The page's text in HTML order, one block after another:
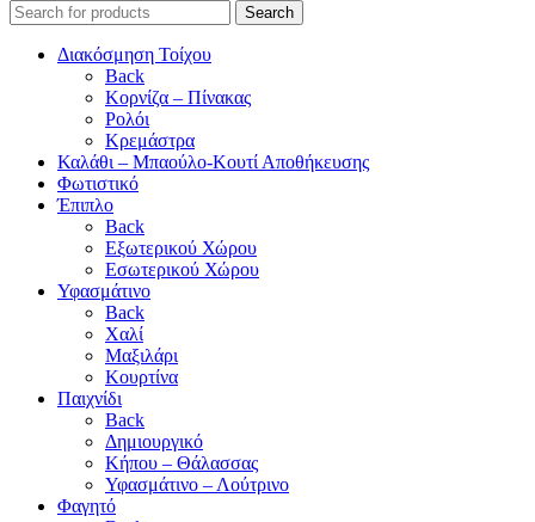
Search
Διακόσμηση Τοίχου
Back
Κορνίζα – Πίνακας
Ρολόι
Κρεμάστρα
Καλάθι – Μπαούλο-Κουτί Αποθήκευσης
Φωτιστικό
Έπιπλο
Back
Εξωτερικού Χώρου
Εσωτερικού Χώρου
Υφασμάτινο
Back
Χαλί
Μαξιλάρι
Κουρτίνα
Παιχνίδι
Back
Δημιουργικό
Κήπου – Θάλασσας
Υφασμάτινο – Λούτρινο
Φαγητό